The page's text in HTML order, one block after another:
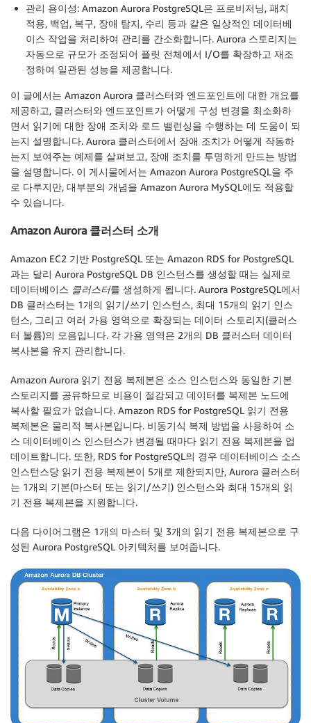
관리 용이성: Amazon Aurora PostgreSQL은 프로비저닝, 패치
적용, 백업, 복구, 장애 탐지, 수리 등과 같은 일상적인 데이터베
이스 작업을 처리하여 관리를 간소화합니다. Aurora 스토리지는
자동으로 규모가 조정되어 플릿 전체에서 I/O를 확장하고 재조
정하여 일관된 성능을 제공합니다.
이 글에서는 Amazon Aurora 클러스터와 엔드포인트에 대한 개요를
제공하고, 클러스터와 엔드포인트가 어떻게 구성 변경을 최소화하
면서 읽기에 대한 장애 조치와 로드 밸런싱을 수행하는 데 도움이 되
는지 설명합니다. Aurora 클러스터에서 장애 조치가 어떻게 작동하
는지 보여주는 예제를 살펴보고, 장애 조치를 투명하게 만드는 방법
을 설명합니다. 이 게시물에서는 Amazon Aurora PostgreSQL을 주
로 다루지만, 대부분의 개념을 Amazon Aurora MySQL에도 적용할
수 있습니다.
Amazon Aurora 클러스터 소개
Amazon EC2 기반 PostgreSQL 또는 Amazon RDS for PostgreSQL
과는 달리 Aurora PostgreSQL DB 인스턴스를 생성할 때는 실제로
데이터베이스 클러스터를 생성하게 됩니다. Aurora PostgreSQL에서
DB 클러스터는 1개의 읽기/쓰기 인스턴스, 최대 15개의 읽기 인스
턴스, 그리고 여러 가용 영역으로 확장되는 데이터 스토리지(클러스
터 볼륨)의 모음입니다. 각 가용 영역은 2개의 DB 클러스터 데이터
복사본을 유지 관리합니다.
Amazon Aurora 읽기 전용 복제본은 소스 인스턴스와 동일한 기본
스토리지를 공유하므로 비용이 절감되고 데이터를 복제본 노드에
복사할 필요가 없습니다. Amazon RDS for PostgreSQL 읽기 전용
복제본은 물리적 복사본입니다. 비동기식 복제 방법을 사용하여 소
스 데이터베이스 인스턴스가 변경될 때마다 읽기 전용 복제본을 업
데이트합니다. 또한, RDS for PostgreSQL의 경우 데이터베이스 소스
인스턴스당 읽기 전용 복제본이 5개로 제한되지만, Aurora 클러스터
는 1개의 기본(마스터 또는 읽기/쓰기) 인스턴스와 최대 15개의 읽
기 전용 복제본을 지원합니다.
다음 다이어그램은 1개의 마스터 및 3개의 읽기 전용 복제본으로 구
성된 Aurora PostgreSQL 아키텍처를 보여줍니다.